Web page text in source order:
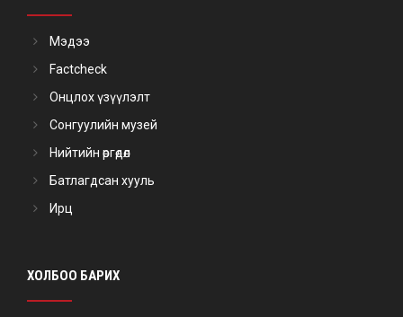
Мэдээ
Factcheck
Онцлох үзүүлэлт
Сонгуулийн музей
Нийтийн өргөдөл
Батлагдсан хууль
Ирц
ХОЛБОО БАРИХ